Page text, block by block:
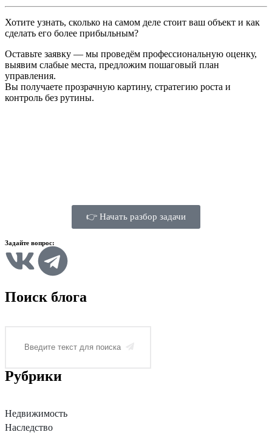
Хотите узнать, сколько на самом деле стоит ваш объект и как
сделать его более прибыльным?
Оставьте заявку — мы проведём профессиональную оценку,
выявим слабые места, предложим пошаговый план
управления.
Вы получаете прозрачную картину, стратегию роста и
контроль без рутины.
👉 Начать разбор задачи
Задайте вопрос:
Поиск блога
Рубрики
Недвижимость
Наследство